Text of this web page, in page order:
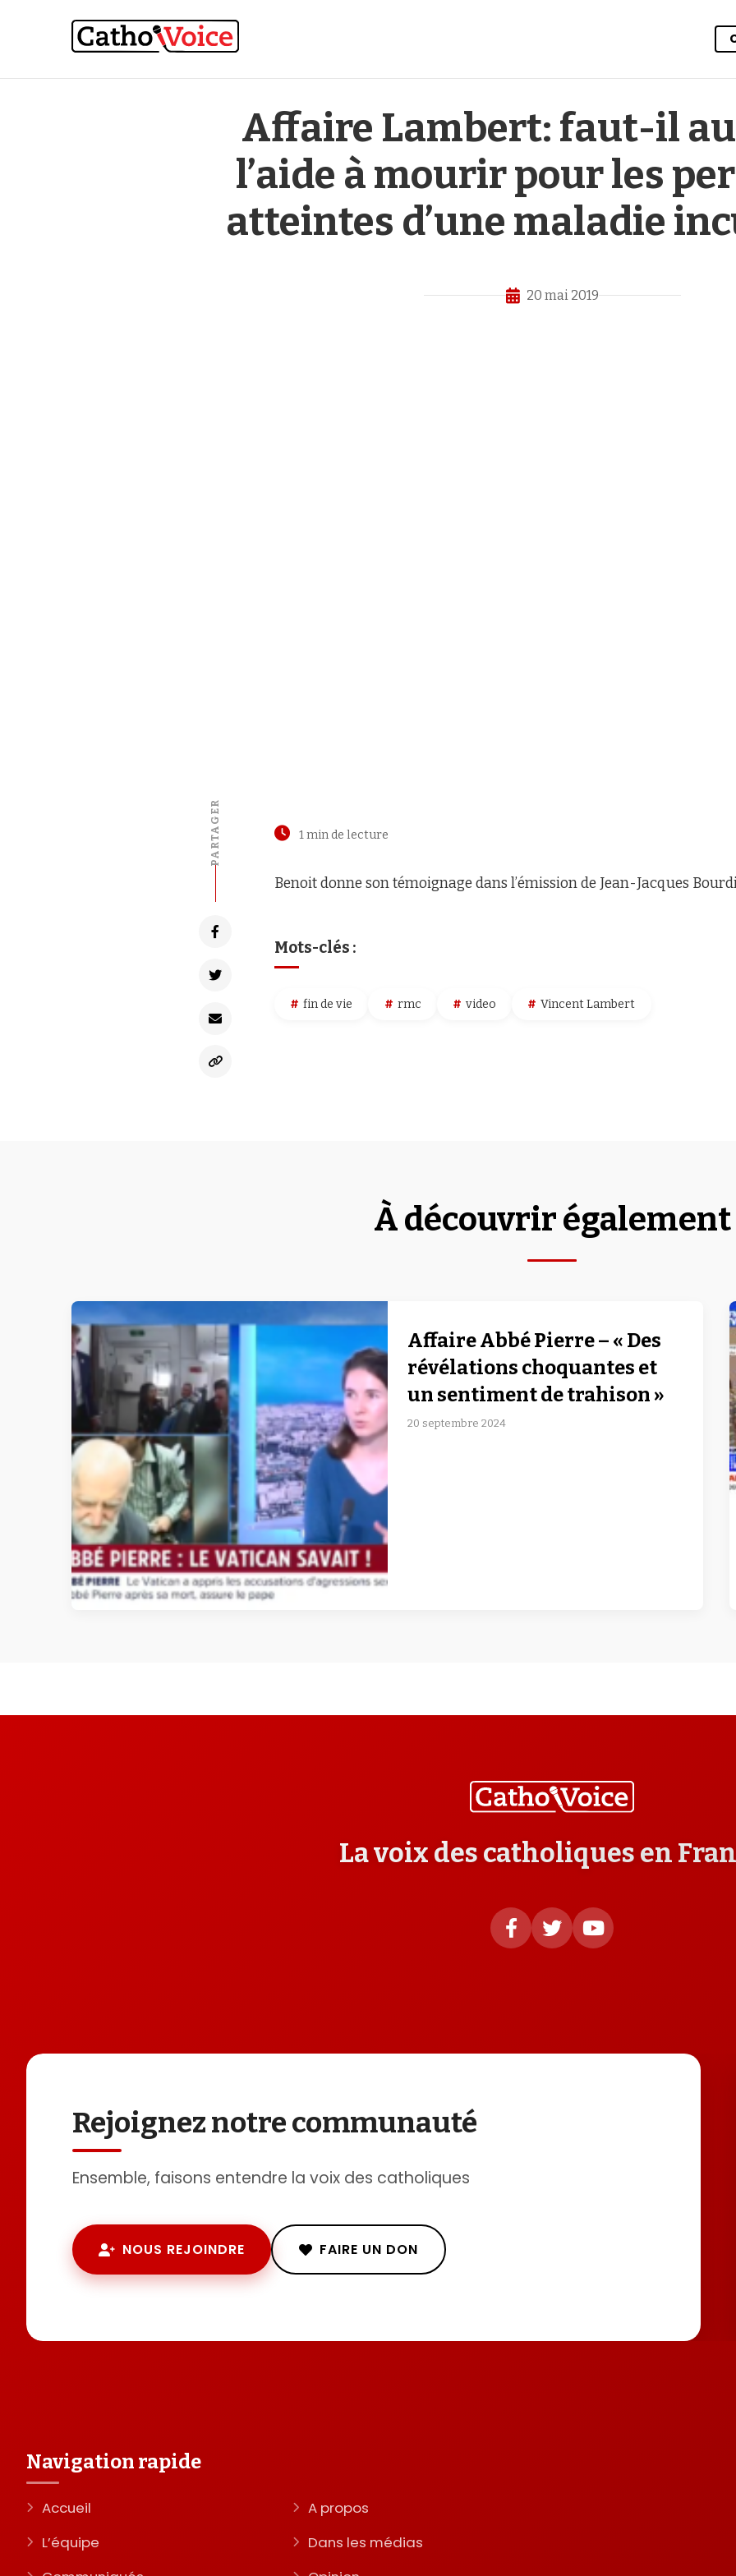
Affaire Lambert: faut-il
l’aide à mourir pour les
atteintes d’une maladie
20 mai 2019
PARTAGER 1 min de lecture
Benoit donne son témoignage dans l’émission de Jean-Jacques
Mots-clés :
fin de vie rmc video Vincent Lambert
À découvrir également
Affaire Abbé Pierre – « Des
révélations choquantes et
un sentiment de trahison »
20 septembre 2024
La voix des catholiques en
Rejoignez notre communauté
Ensemble, faisons entendre la voix des catholiques
NOUS REJOINDRE FAIRE UN DON
Navigation rapide
Accueil
A propos
L’équipe
Dans les médias